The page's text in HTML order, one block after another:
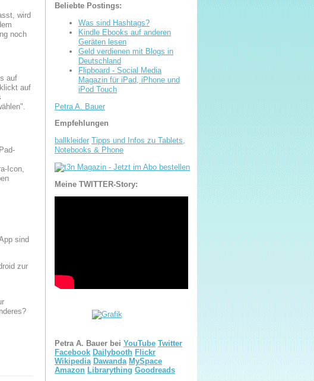
wird
noch
auf
auf
Icon,
sind
zur
Beliebte Postings:
Was sind Hashtags?
Kindle Ebooks auf anderen
Geräten lesen
Geld verdienen mit Blogs in
Deutschland
Flipboard - Social Media
Magazin für iPad, iPhone und
iPod Touch
Petra A. Bauer
Empfehlungen
ballkleider Tipps und Infos zu Tablets,
Notebooks & Phone
Meine TWITTER-Story:
Petra A. Bauer bei YouTube Twitter
Facebook Dailybooth Flickr
Wikipedia Dawanda MySpace
Amazon Librarything Goodreads